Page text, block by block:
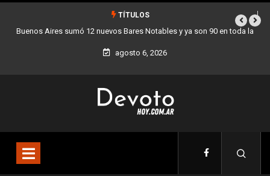
TÍTULOS
Buenos Aires sumó 12 nuevos Bares Notables y ya son 90 en toda la
Ciudad
agosto 6, 2026